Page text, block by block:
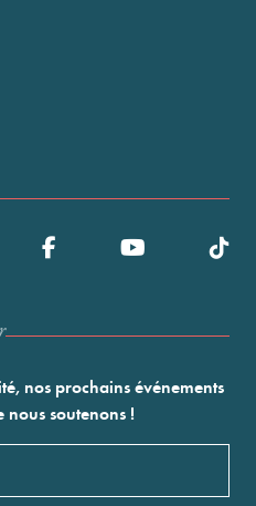
nos prochains événements
nous soutenons !